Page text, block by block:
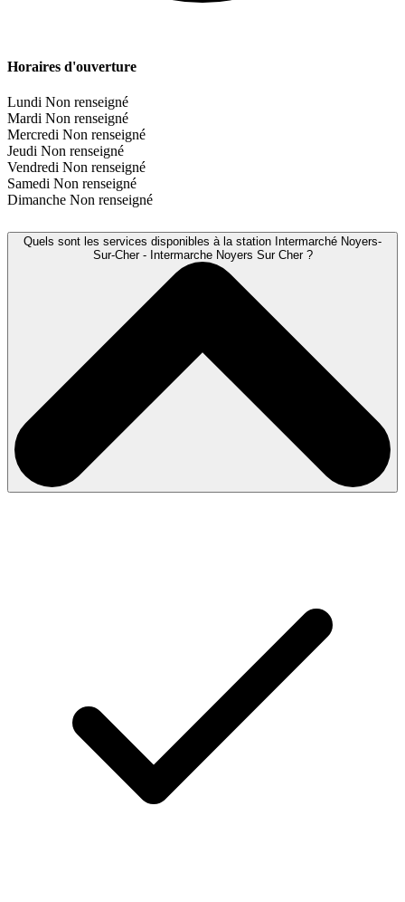
Horaires d'ouverture
Lundi Non renseigné
Mardi Non renseigné
Mercredi Non renseigné
Jeudi Non renseigné
Vendredi Non renseigné
Samedi Non renseigné
Dimanche Non renseigné
Quels sont les services disponibles à la station Intermarché Noyers-
Sur-Cher - Intermarche Noyers Sur Cher ?